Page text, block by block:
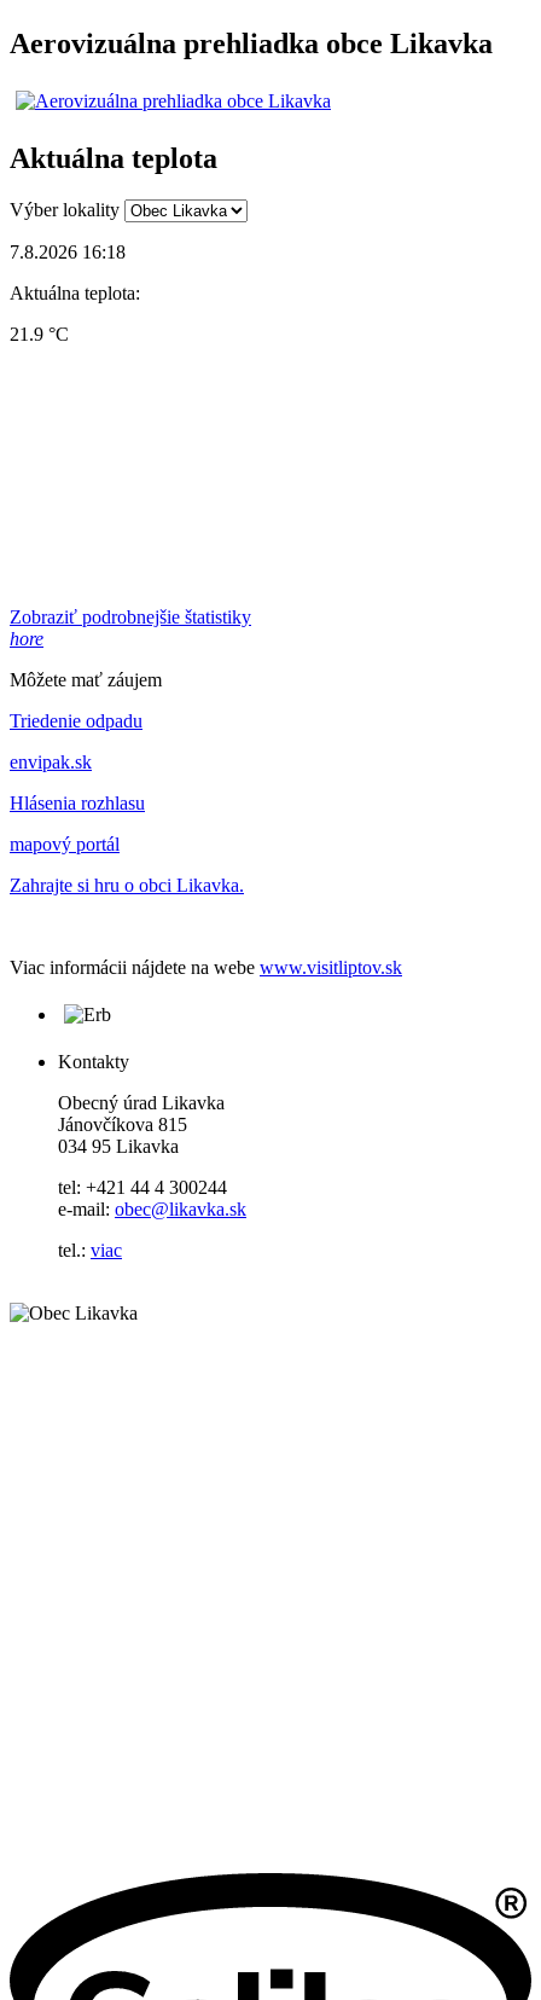
Aerovizuálna prehliadka obce Likavka
Aktuálna teplota
Výber lokality
7.8.2026 16:18
Aktuálna teplota:
21.9 °C
Zobraziť podrobnejšie štatistiky
hore
Môžete mať záujem
Triedenie odpadu
envipak.sk
Hlásenia rozhlasu
mapový portál
Zahrajte si hru o obci Likavka.
Viac informácii nájdete na webe www.visitliptov.sk
Kontakty
Obecný úrad Likavka
Jánovčíkova 815
034 95 Likavka
tel: +421 44 4 300244
e-mail: obec@likavka.sk
tel.: viac